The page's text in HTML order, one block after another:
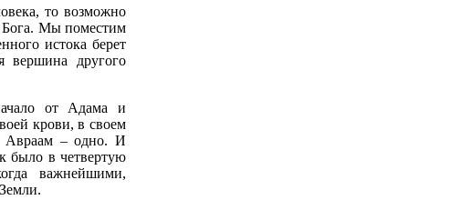
то возможно
Бога. Мы поместим
истока берет
вершина другого
от Адама и
крови, в своем
Авраам – одно. И
было в четвертую
важнейшими,